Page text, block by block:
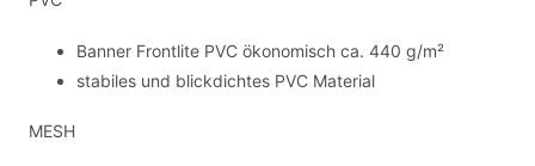
Banner Frontlite PVC ökonomisch ca. 440 g/m²
stabiles und blickdichtes PVC Material
MESH